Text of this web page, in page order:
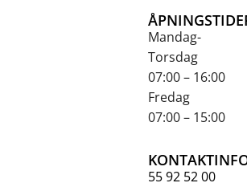
Mandag-
Torsdag
07:00 – 16:00
Fredag
07:00 – 15:00
55 92 52 00